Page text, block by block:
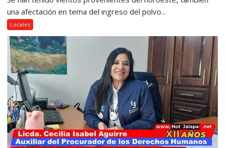
una afectación en tema del ingreso del polvo...
Locales